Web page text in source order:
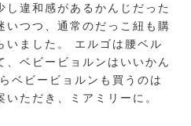
し違和感があるかんじだった
いつつ、通常のだっこ紐も購
いました。 エルゴは腰ベル
、ベビービョルンはいいかん
ベビービョルンも買うのは
ただき、ミアミリーに。